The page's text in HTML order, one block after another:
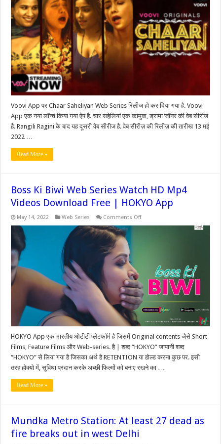
App,
Cast,
Release
Date,
Actress,
Watch
Online
Voovi App पर Chaar Saheliyan Web Series रिलीज हो कर दिया गया है. Voovi
App एक नया लॉन्च किया गया ऐप है. चार सहेलियां एक कामुक, ड्रामा जॉनर की वेब सीरीज
है. Rangili Ragini के बाद यह दूसरी वेब सीरीज है. वेब सीरीज़ की रिलीज़ की तारीख 13 मई
2022 …
Read More »
Boss Ki Biwi Web Series Watch HD Mp4
Videos Download Free | HOKYO App
May 14, 2022 Web Series Comments Offon
Videos
Download
Free
|
HOKYO
App
HOKYO App एक भारतीय ओटीटी प्लेटफॉर्म है जिसमें Original contents जैसे Short
Films, Feature Films और Web-series. है | शब्द “HOKYO” जापानी शब्द
“HOKYO” से लिया गया है जिसका अर्थ है RETENTION या होल्ड करना कुछ पर. इसी
तरह होक्यो में, सुविधा प्रदान करके अच्छी फिल्मों को बनाए रखने का …
Read More »
Mundka Metro Station: At least 27 dead as
fire breaks out in west Delhi